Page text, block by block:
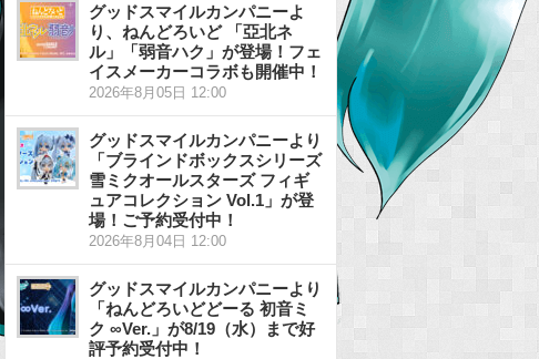
グッドスマイルカンパニーよ
り、ねんどろいど 「亞北ネ
ル」「弱音ハク」が登場！フェ
イスメーカーコラボも開催中！
2026年8月05日 12:00
グッドスマイルカンパニーより
「ブラインドボックスシリーズ
雪ミクオールスターズ フィギ
ュアコレクション Vol.1」が登
場！ご予約受付中！
2026年8月04日 12:00
グッドスマイルカンパニーより
「ねんどろいどどーる 初音ミ
ク ∞Ver.」が8/19（水）まで好
評予約受付中！